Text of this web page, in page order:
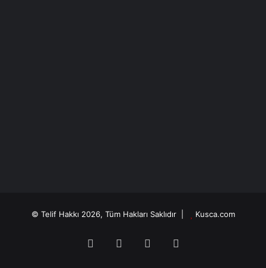
© Telif Hakkı 2026, Tüm Hakları Saklıdır | Kusca.com
Facebook YouTube